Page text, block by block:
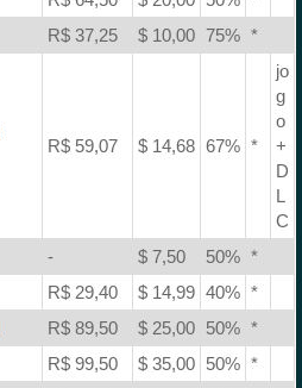
R$ 37,25 $ 10,00 75% *
R$ 59,07 $ 14,68 67% *
jo
g
o
+
D
L
C
- $ 7,50 50% *
R$ 29,40 $ 14,99 40% *
R$ 89,50 $ 25,00 50% *
R$ 99,50 $ 35,00 50% *